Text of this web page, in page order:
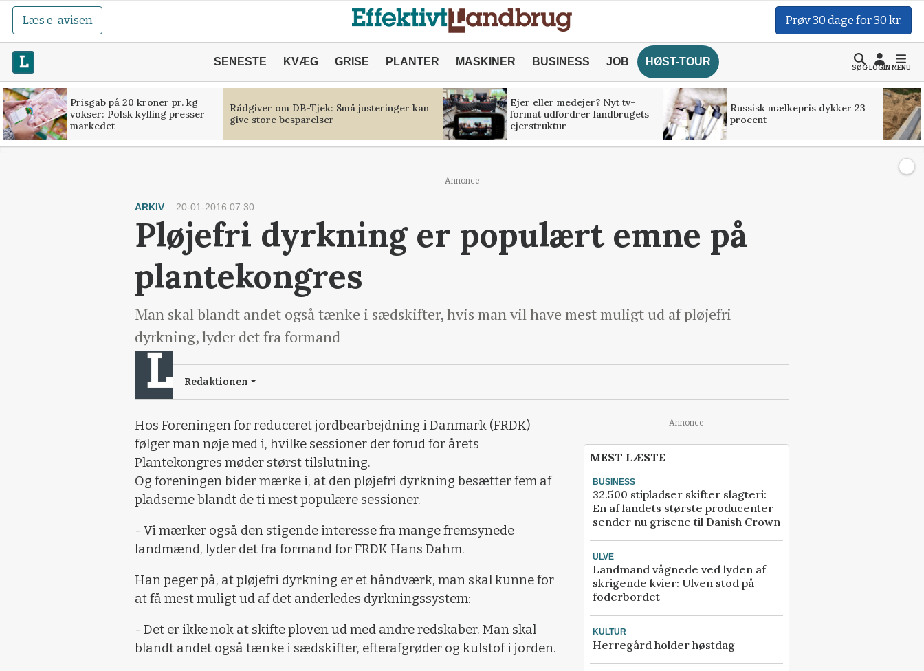
Læs e-avisen Prøv 30 dage for 30 kr.
SENESTE KVÆG GRISE PLANTER MASKINER BUSINESS JOB HØST-TOUR
SØGLOGINMENU
Prisgab på 20 kroner pr. kg
vokser: Polsk kylling presser
markedet
Rådgiver om DB-Tjek: Små justeringer kan
give store besparelser
Ejer eller medejer? Nyt tv-
format udfordrer landbrugets
ejerstruktur
Russisk mælkepris dykker 23
procent
Annonce
ARKIV 20-01-2016 07:30
Pløjefri dyrkning er populært emne på
plantekongres
Man skal blandt andet også tænke i sædskifter, hvis man vil have mest muligt ud af pløjefri
dyrkning, lyder det fra formand
Redaktionen
Hos Foreningen for reduceret jordbearbejdning i Danmark (FRDK)
følger man nøje med i, hvilke sessioner der forud for årets
Plantekongres møder størst tilslutning.
Og foreningen bider mærke i, at den pløjefri dyrkning besætter fem af
pladserne blandt de ti mest populære sessioner.
- Vi mærker også den stigende interesse fra mange fremsynede
landmænd, lyder det fra formand for FRDK Hans Dahm.
Han peger på, at pløjefri dyrkning er et håndværk, man skal kunne for
at få mest muligt ud af det anderledes dyrkningssystem:
- Det er ikke nok at skifte ploven ud med andre redskaber. Man skal
blandt andet også tænke i sædskifter, efterafgrøder og kulstof i jorden.
Annonce
MEST LÆSTE
BUSINESS
32.500 stipladser skifter slagteri:
En af landets største producenter
sender nu grisene til Danish Crown
ULVE
Landmand vågnede ved lyden af
skrigende kvier: Ulven stod på
foderbordet
KULTUR
Herregård holder høstdag